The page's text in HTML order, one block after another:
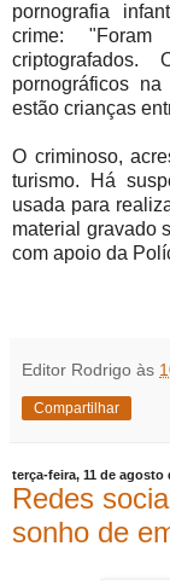
pornografia
crime: "Foram
pornográficos
estão crianças
O criminoso,
turismo. Há
usada para
material gravado
com apoio da
Editor Rodrigo às
Compartilhar
terça-feira, 11 de agosto
Redes
sonho de